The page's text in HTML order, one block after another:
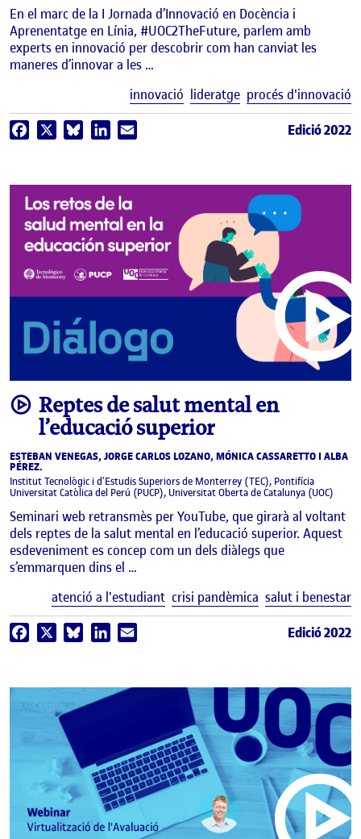
En el marc de la I Jornada d’Innovació en Docència i
Aprenentatge en Línia, #UOC2TheFuture, parlem amb
experts en innovació per descobrir com han canviat les
maneres d’innovar a les …
innovació lideratge procés d'innovació
Facebook BlueskyLinkedIn Edició 2022
videoReptes de salut mental en
l’educació superior
ESTEBAN VENEGAS, JORGE CARLOS LOZANO, MÓNICA CASSARETTO I ALBA
PÉREZ.
Institut Tecnològic i d’Estudis Superiors de Monterrey (TEC), Pontifícia
Universitat Catòlica del Perú (PUCP), Universitat Oberta de Catalunya (UOC)
Seminari web retransmès per YouTube, que girarà al voltant
dels reptes de la salut mental en l’educació superior. Aquest
esdeveniment es concep com un dels diàlegs que
s’emmarquen dins el …
atenció a l'estudiant crisi pandèmica salut i benestar
Facebook BlueskyLinkedIn Edició 2022